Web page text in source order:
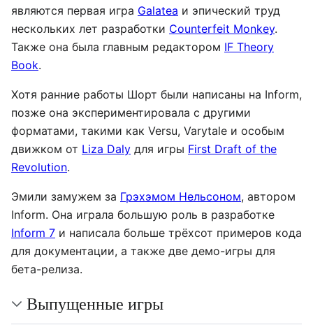
являются первая игра Galatea и эпический труд
нескольких лет разработки Counterfeit Monkey.
Также она была главным редактором IF Theory
Book.
Хотя ранние работы Шорт были написаны на Inform,
позже она экспериментировала с другими
форматами, такими как Versu, Varytale и особым
движком от Liza Daly для игры First Draft of the
Revolution.
Эмили замужем за Грэхэмом Нельсоном, автором
Inform. Она играла большую роль в разработке
Inform 7 и написала больше трёхсот примеров кода
для документации, а также две демо-игры для
бета-релиза.
Выпущенные игры